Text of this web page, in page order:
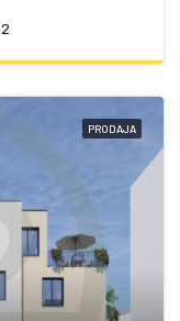
2
PRODAJA